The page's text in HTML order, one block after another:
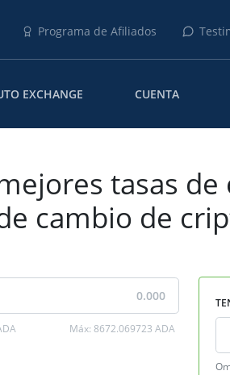
Programa de Afiliados
EXCHANGE CUENTA
tasas
cambio de
Máx:8672.069723 ADA